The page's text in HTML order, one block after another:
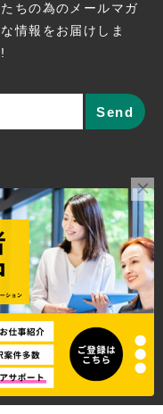
ちの為のメールマガ
情報をお届けしま
Inc. All rights